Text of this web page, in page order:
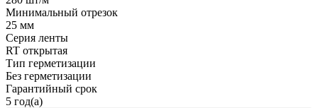
Минимальный отрезок
25 мм
Серия ленты
RT открытая
Тип герметизации
Без герметизации
Гарантийный срок
5 год(а)